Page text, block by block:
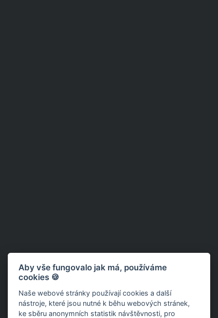
Aby vše fungovalo jak má, používáme
cookies 🍪
Naše webové stránky používají cookies a další
nástroje, které jsou nutné k běhu webových stránek,
ke sběru anonymních statistik návštěvnosti, pro